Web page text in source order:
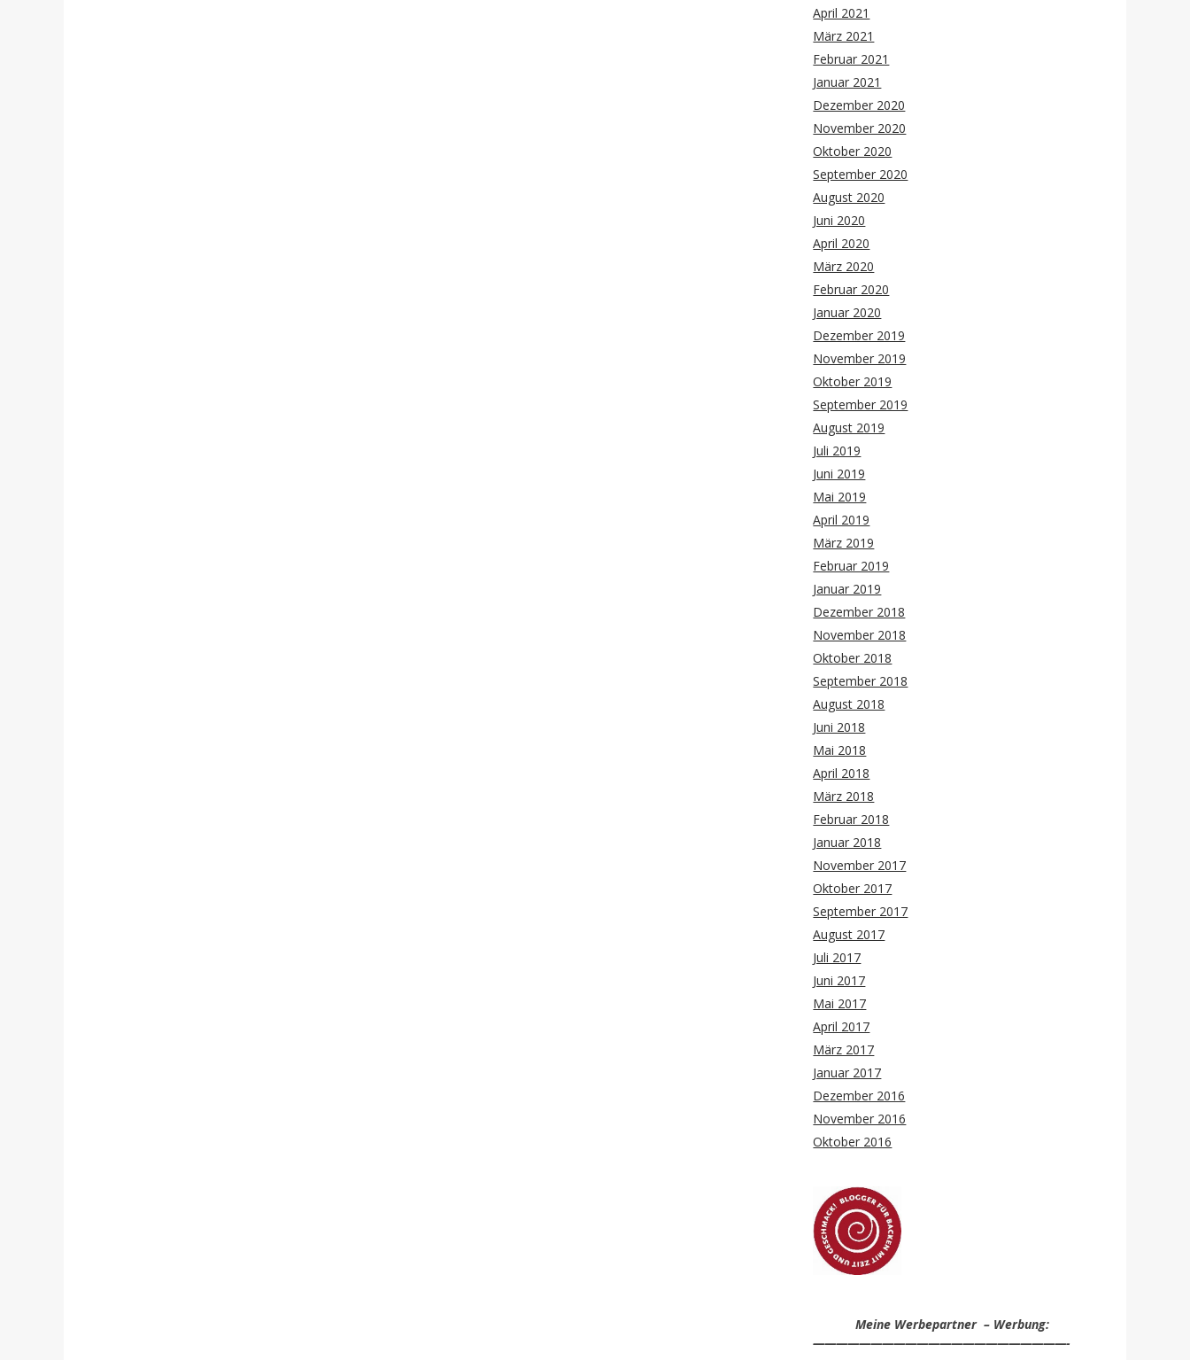
April 2021
März 2021
Februar 2021
Januar 2021
Dezember 2020
November 2020
Oktober 2020
September 2020
August 2020
Juni 2020
April 2020
März 2020
Februar 2020
Januar 2020
Dezember 2019
November 2019
Oktober 2019
September 2019
August 2019
Juli 2019
Juni 2019
Mai 2019
April 2019
März 2019
Februar 2019
Januar 2019
Dezember 2018
November 2018
Oktober 2018
September 2018
August 2018
Juni 2018
Mai 2018
April 2018
März 2018
Februar 2018
Januar 2018
November 2017
Oktober 2017
September 2017
August 2017
Juli 2017
Juni 2017
Mai 2017
April 2017
März 2017
Januar 2017
Dezember 2016
November 2016
Oktober 2016
Meine Werbepartner – Werbung:
——————————————————————-